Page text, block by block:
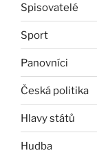
Spisovatelé
Sport
Panovníci
Česká politika
Hlavy států
Hudba